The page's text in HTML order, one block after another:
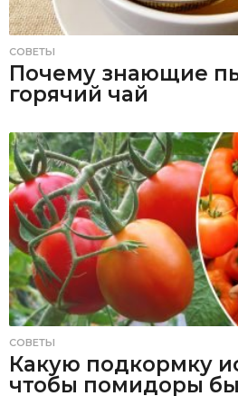
СОВЕТЫ
Почему знающие
горячий чай
СОВЕТЫ
Какую подкормку
чтобы помидоры